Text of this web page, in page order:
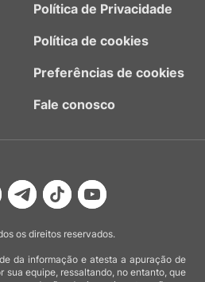
Política de Privacidade
Política de cookies
Preferências de cookies
Fale conosco
os direitos reservados.
da informação e atesta a apuração de
sua equipe, ressaltando, no entanto, que